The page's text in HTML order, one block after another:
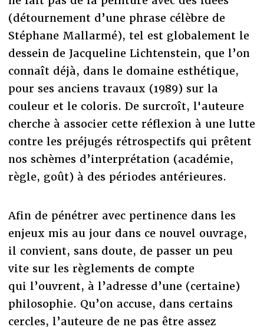
(détournement d’une phrase célèbre de
Stéphane Mallarmé), tel est globalement le
dessein de Jacqueline Lichtenstein, que l’on
connaît déjà, dans le domaine esthétique,
pour ses anciens travaux (1989) sur la
couleur et le coloris. De surcroît, l'auteure
cherche à associer cette réflexion à une lutte
contre les préjugés rétrospectifs qui prêtent
nos schèmes d’interprétation (académie,
règle, goût) à des périodes antérieures.
Afin de pénétrer avec pertinence dans les
enjeux mis au jour dans ce nouvel ouvrage,
il convient, sans doute, de passer un peu
vite sur les règlements de compte
qui l’ouvrent, à l’adresse d’une (certaine)
philosophie. Qu’on accuse, dans certains
cercles, l’auteure de ne pas être assez